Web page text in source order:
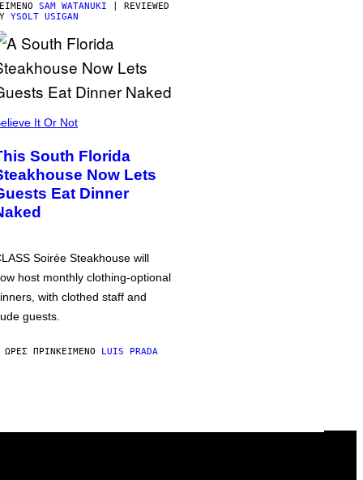
SAM WATANUKI | REVIEWED
YSOLT USIGAN
It Or Not
South Florida
Now Lets
Eat Dinner
Soirée Steakhouse will
host monthly clothing-optional
with clothed staff and
guests.
ΏΡΕΣ ΠΡΙΝΚΕΊΜΕΝΟ LUIS PRADA